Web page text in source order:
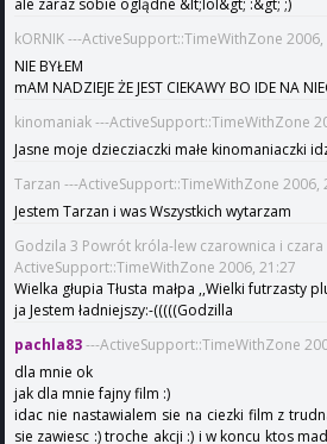
ale zaraz sobie oglądne &lt;lol&gt; :&gt; ;)
kORNIK ---ActiveSupport::TimeWithZone
NIE BYŁEM
mAM NADZIEJE ŻE JEST CIEKAWY BO IDE NA
kinomaniak ---ActiveSupport::TimeWithZone
Jasne moje dziecziaczki małe kinomaniaczki
Tarzan ---ActiveSupport::TimeWithZone 2006,
Jestem Tarzan i was Wszystkich wytarzam
Godzila 3 Powrót króla-lew czarownica i czara
ActiveSupport::TimeWithZone 2006, 21:27
Wielka głupia Tłusta małpa ,,Wielki futrzasty
ja Jestem ładniejszy:-(((((Godzilla
pachla83---ActiveSupport::TimeWithZone
dla mnie ok
jak dla mnie fajny film :)
idac nie nastawialem sie na ciezki film z
sie zawiesc :) troche akcji :) i w koncu ktos